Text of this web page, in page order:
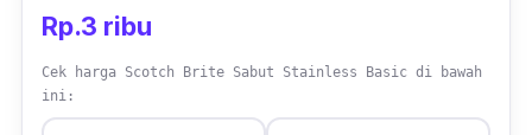
Rp.3 ribu
Cek harga Scotch Brite Sabut Stainless Basic di bawah
ini: